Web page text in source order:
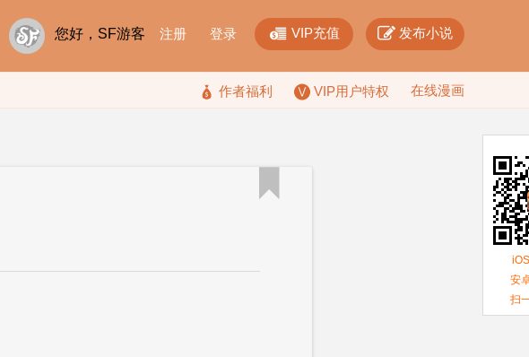
您好，SF游客 注册 登录  VIP充值  发布小说
 作者福利 VIP用户特权 在线漫画

安
扫